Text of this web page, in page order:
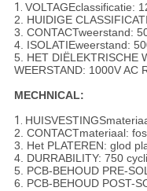
1. VOLTAGEclassificatie:
2. HUIDIGE
3. CONTACTweerstand:
4. ISOLATIEweerstand:
5. HET DIËLEKTRISCHE
WEERSTAND: 1000V AC
MECHNICAL:
1.
2. CONTACTmateriaal:
3. Het PLATEREN: glod
4. DURRABILITY: 750
5. PCB-BEHOUD PRE-
6. PCB-BEHOUD POST-